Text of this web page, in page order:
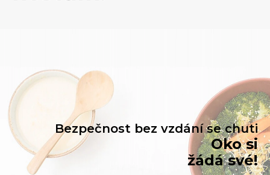
Bezpečnost bez vzdání se chuti
Oko si
žádá své!